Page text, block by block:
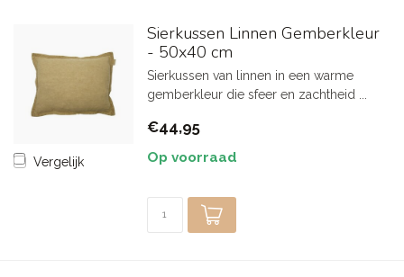
Vergelijk
Sierkussen Linnen Gemberkleur
- 50x40 cm
Sierkussen van linnen in een warme
gemberkleur die sfeer en zachtheid ...
€44,95
Op voorraad